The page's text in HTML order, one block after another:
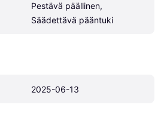
Pestävä päällinen,
Säädettävä pääntuki
2025-06-13